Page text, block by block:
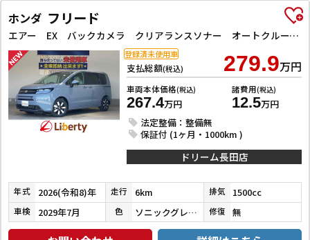
ホンダ フリード
エアー EX バックカメラ クリアランスソナー オートクルーズコントロール レーンアシスト 衝突被害軽減システム 両側電動スライドドア オートライト LEDヘッドランプ スマートキー 電動格納ミラー シートヒーター
支払総額(税込) 279.9万円
車両本体価格(税込)
267.4万円
諸費用(税込)
12.5万円
法定整備：整備無
保証付 (1ヶ月・1000km )
登録済未使用車
ドリーム長田店
年式 2026(令和8)年 走行 6km 排気 1500cc
車検 2029年7月 色 ソニックグレーパール 修復 無